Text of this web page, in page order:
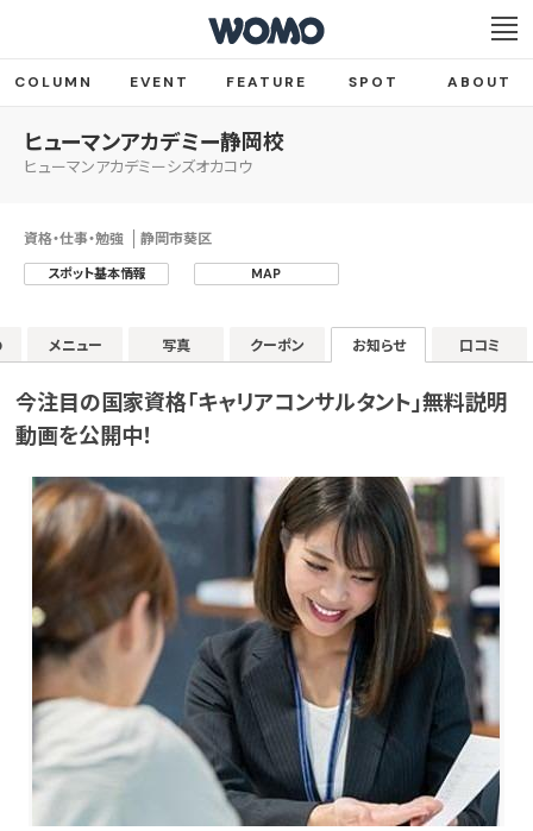
COLUMN EVENT FEATURE SPOT ABOUT
ヒューマンアカデミー静岡校
ヒューマンアカデミーシズオカコウ
資格・仕事・勉強 静岡市葵区
スポット基本情報 MAP
メニュー 写真 クーポン お知らせ 口コミ
今注目の国家資格「キャリアコンサルタント」無料説明
動画を公開中！